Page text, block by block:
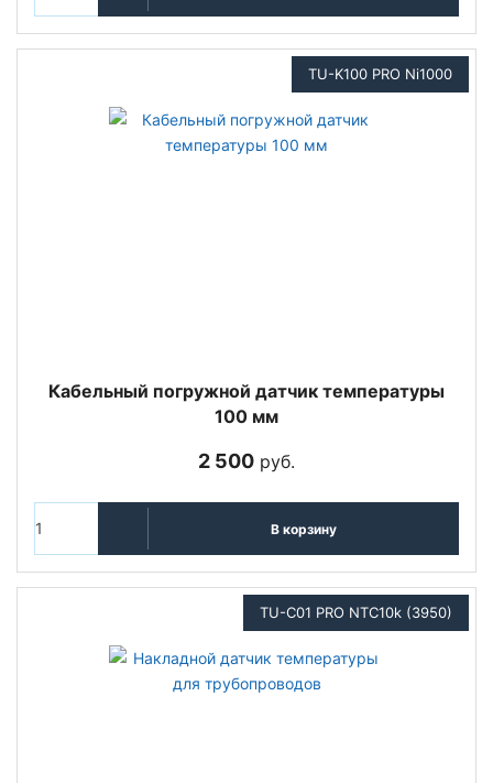
TU-K100 PRO Ni1000
Кабельный погружной датчик температуры
100 мм
2 500 руб.
В корзину
TU-C01 PRO NTC10k (3950)